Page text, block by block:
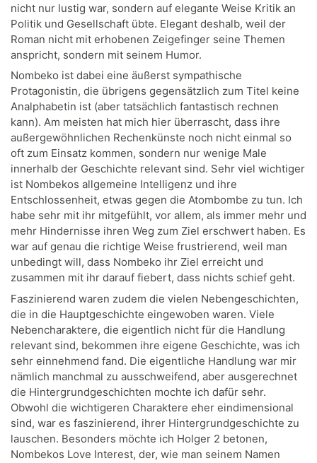
nicht nur lustig war, sondern auf elegante Weise Kritik an
Politik und Gesellschaft übte. Elegant deshalb, weil der
Roman nicht mit erhobenen Zeigefinger seine Themen
anspricht, sondern mit seinem Humor.
Nombeko ist dabei eine äußerst sympathische
Protagonistin, die übrigens gegensätzlich zum Titel keine
Analphabetin ist (aber tatsächlich fantastisch rechnen
kann). Am meisten hat mich hier überrascht, dass ihre
außergewöhnlichen Rechenkünste noch nicht einmal so
oft zum Einsatz kommen, sondern nur wenige Male
innerhalb der Geschichte relevant sind. Sehr viel wichtiger
ist Nombekos allgemeine Intelligenz und ihre
Entschlossenheit, etwas gegen die Atombombe zu tun. Ich
habe sehr mit ihr mitgefühlt, vor allem, als immer mehr und
mehr Hindernisse ihren Weg zum Ziel erschwert haben. Es
war auf genau die richtige Weise frustrierend, weil man
unbedingt will, dass Nombeko ihr Ziel erreicht und
zusammen mit ihr darauf fiebert, dass nichts schief geht.
Faszinierend waren zudem die vielen Nebengeschichten,
die in die Hauptgeschichte eingewoben waren. Viele
Nebencharaktere, die eigentlich nicht für die Handlung
relevant sind, bekommen ihre eigene Geschichte, was ich
sehr einnehmend fand. Die eigentliche Handlung war mir
nämlich manchmal zu ausschweifend, aber ausgerechnet
die Hintergrundgeschichten mochte ich dafür sehr.
Obwohl die wichtigeren Charaktere eher eindimensional
sind, war es faszinierend, ihrer Hintergrundgeschichte zu
lauschen. Besonders möchte ich Holger 2 betonen,
Nombekos Love Interest, der, wie man seinem Namen